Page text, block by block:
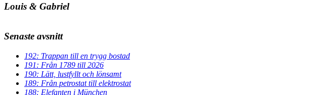
Louis & Gabriel
Senaste avsnitt
192: Trappan till en trygg bostad
191: Från 1789 till 2026
190: Lätt, lustfyllt och lönsamt
189: Från petrostat till elektrostat
188: Elefanten i München